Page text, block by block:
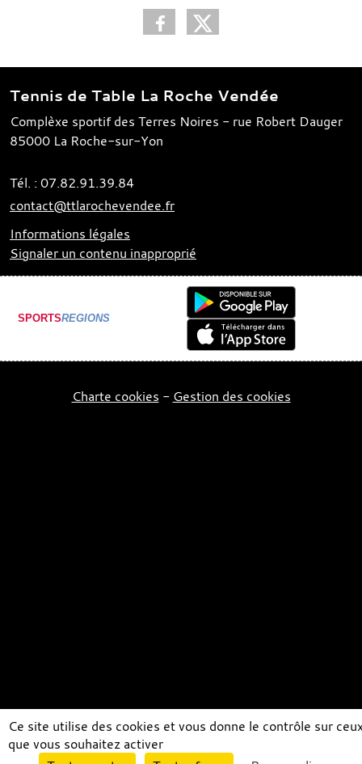
Tennis de Table La Roche Vendée
Complèxe sportif des Terres Noires - rue Robert Dauger
85000 La Roche-sur-Yon
Tél. : 07.82.91.39.84
contact@ttlarochevendee.fr
Informations légales
Signaler un contenu inapproprié
SPORTSREGIONS
Charte cookies Gestion des cookies
Ce site utilise des cookies et vous donne le contrôle sur
que vous souhaitez activer